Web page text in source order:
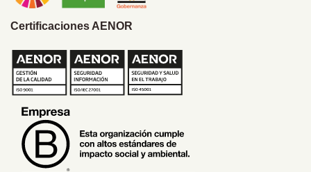
Certificaciones AENOR